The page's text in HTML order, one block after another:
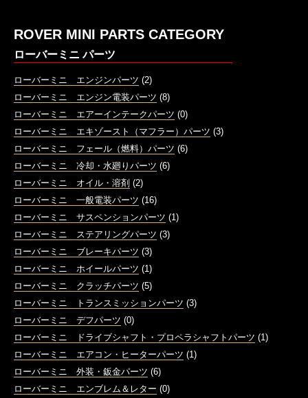
ROVER MINI PARTS CATEGORY
ローバーミニ パーツ
ローバーミニ エンジンパーツ (2)
ローバーミニ エンジン電装パーツ (8)
ローバーミニ エアーインテークパーツ (0)
ローバーミニ エキゾースト（マフラー）パーツ (3)
ローバーミニ フェール（燃料）パーツ (6)
ローバーミニ 冷却・水廻りパーツ (6)
ローバーミニ オイル・溶剤 (2)
ローバーミニ 一般電装パーツ (16)
ローバーミニ サスペンションパーツ (1)
ローバーミニ ステアリングパーツ (3)
ローバーミニ ブレーキパーツ (3)
ローバーミニ ホイールパーツ (1)
ローバーミニ クラッチパーツ (5)
ローバーミニ トランスミッションパーツ (3)
ローバーミニ デフパーツ (0)
ローバーミニ ドライブシャフト・プロペラシャフトパーツ (1)
ローバーミニ エアコン・ヒーターパーツ (1)
ローバーミニ 外装・鈑金パーツ (6)
ローバーミニ エンブレム＆レター (0)